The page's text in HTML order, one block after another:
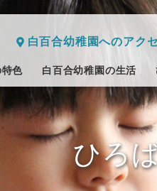
白百合幼稚園へのアク
色 白百合幼稚園の生活
ひろ